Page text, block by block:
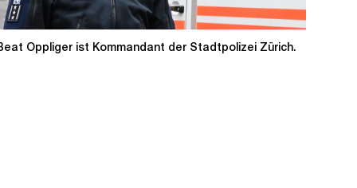
Oppliger ist Kommandant der Stadtpolizei Zürich.